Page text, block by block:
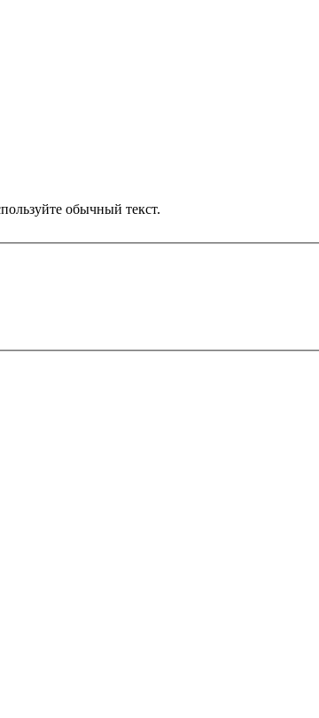
обычный текст.